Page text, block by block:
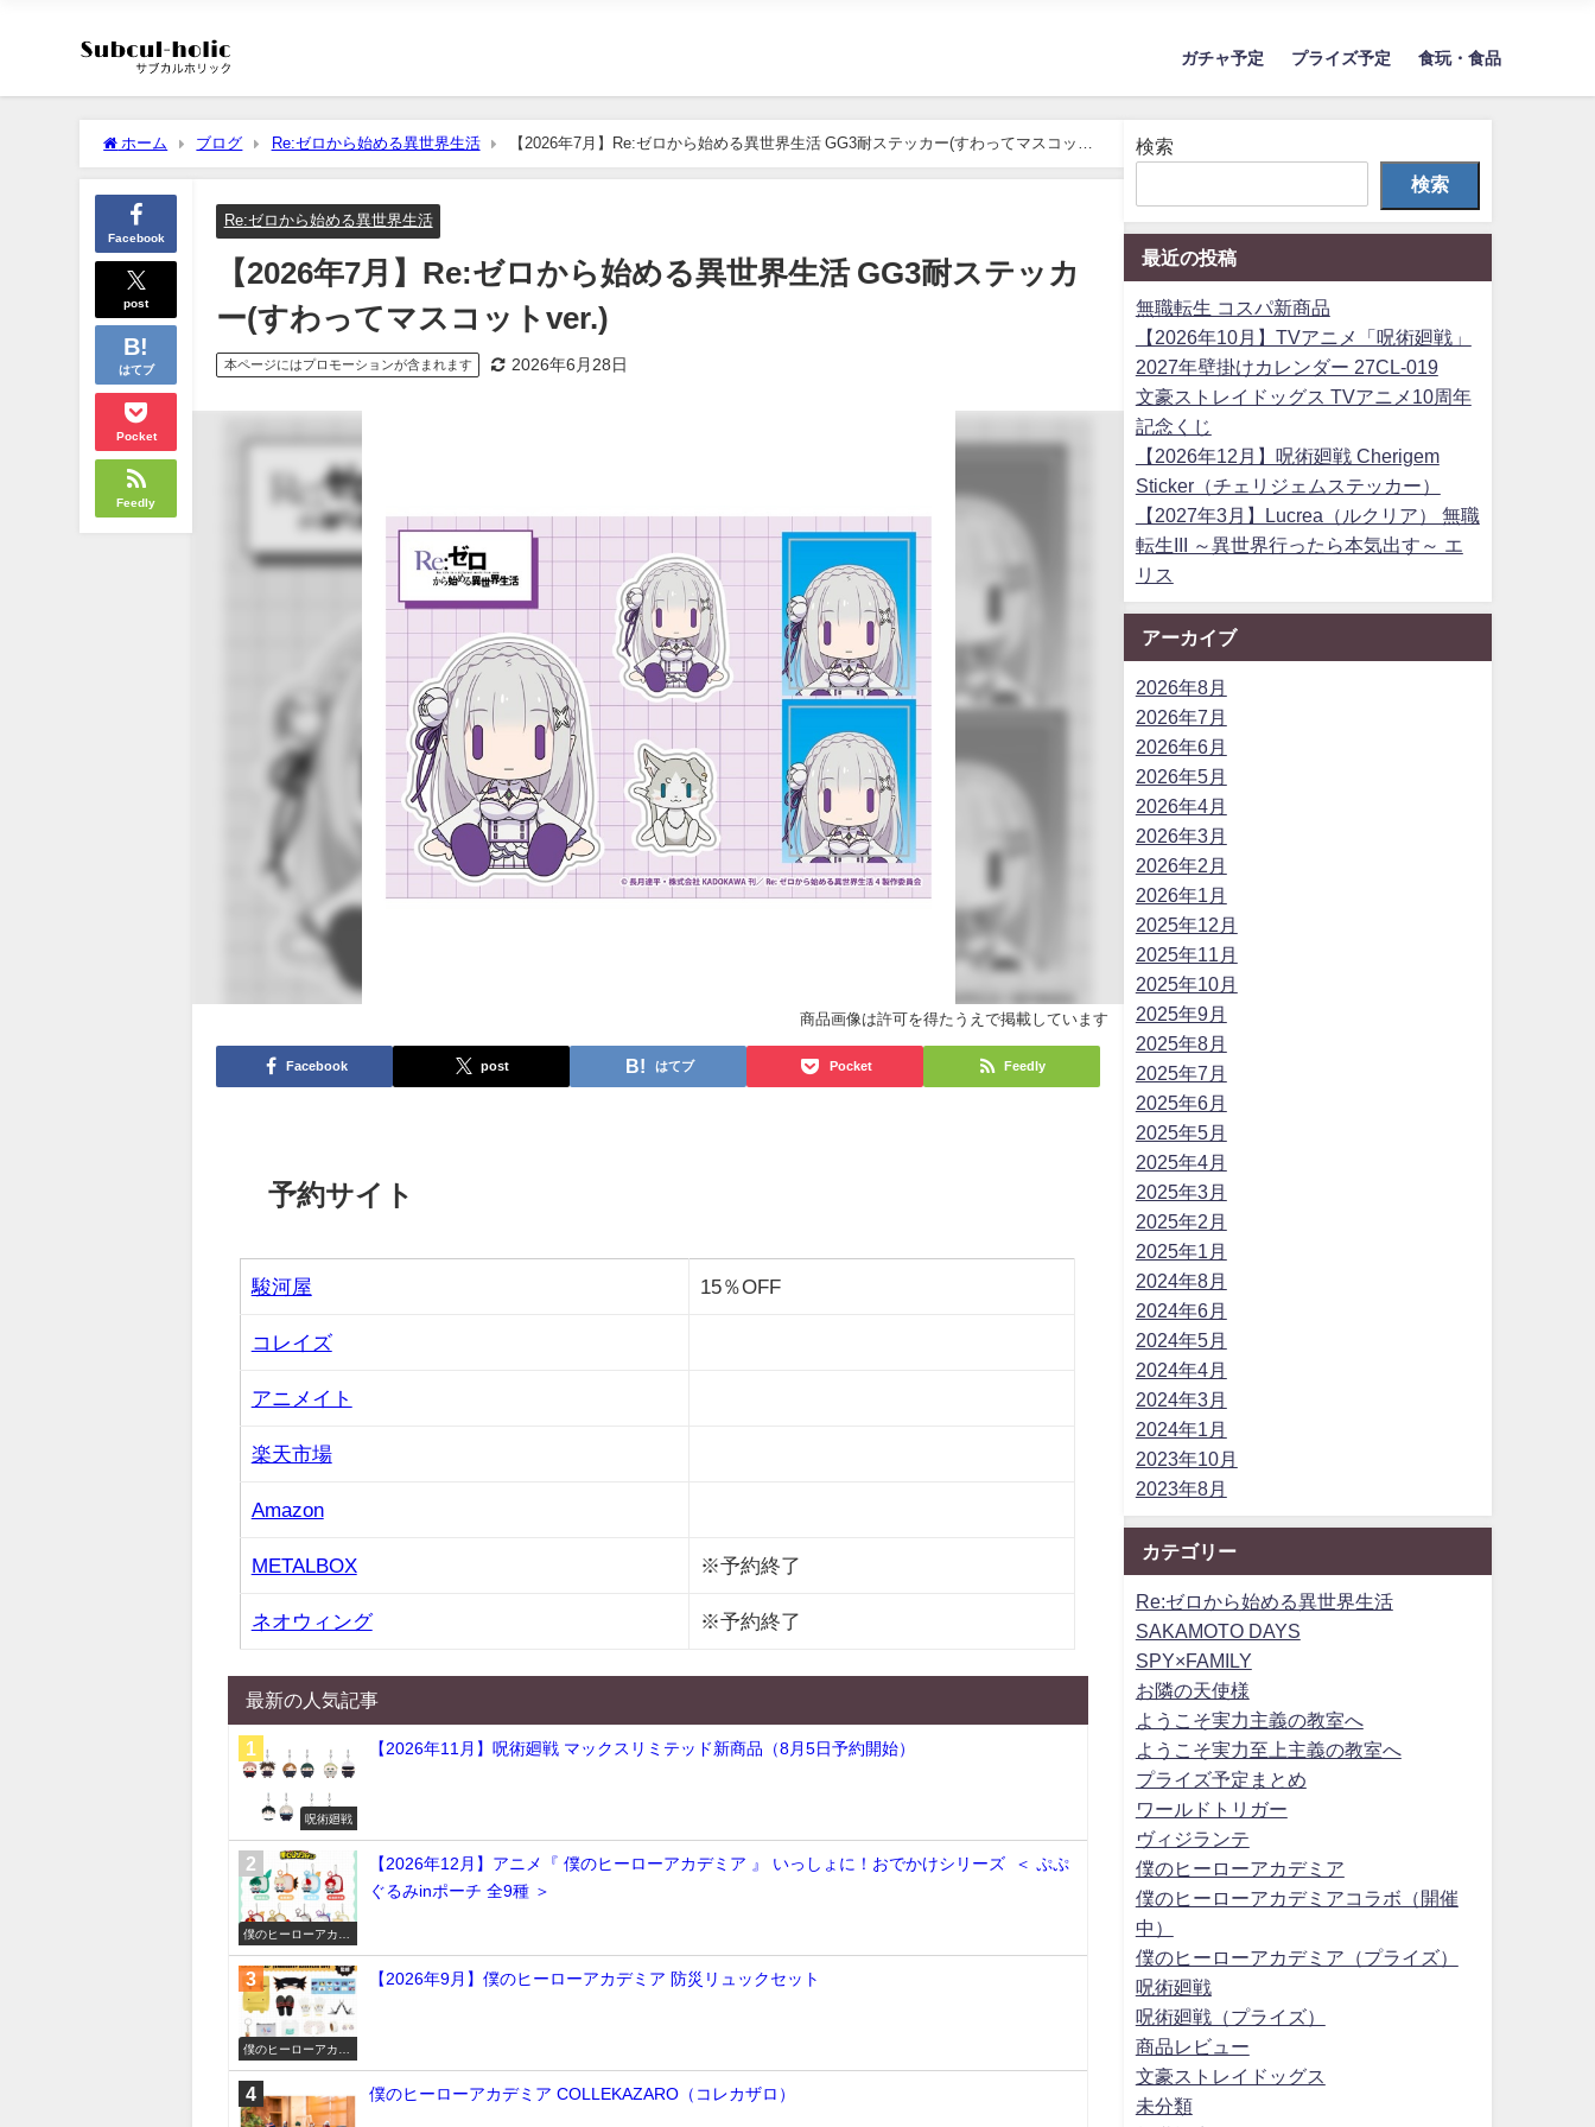
ガチャ予定 プライズ予定 食玩・食品
ホーム ブログ Re:ゼロから始める異世界生活
【2026年7月】Re:ゼロから始める異世界生活 GG3耐ステッカー(すわってマスコット
ver.)
Facebook
post
はてブ
Pocket
Feedly
Re:ゼロから始める異世界生活
【2026年7月】Re:ゼロから始める異世界生活 GG3耐ステッカ
ー(すわってマスコットver.)
本ページにはプロモーションが含まれます 2026年6月28日
商品画像は許可を得たうえで掲載しています
Facebook post はてブ Pocket Feedly
予約サイト
駿河屋 15％OFF
コレイズ
アニメイト
楽天市場
Amazon
METALBOX ※予約終了
ネオウィング ※予約終了
最新の人気記事
呪術廻戦
【2026年11月】呪術廻戦 マックスリミテッド新商品（8月5日予約開始）
僕のヒーローアカデ
【2026年12月】アニメ『 僕のヒーローアカデミア 』 いっしょに！おでかけシリーズ ＜ ぷぷ
ぐるみinポーチ 全9種 ＞
僕のヒーローアカデ
【2026年9月】僕のヒーローアカデミア 防災リュックセット
僕のヒーローアカデミア COLLEKAZARO（コレカザロ）
検索
検索
最近の投稿
無職転生 コスパ新商品
【2026年10月】TVアニメ「呪術廻戦」
2027年壁掛けカレンダー 27CL-019
文豪ストレイドッグス TVアニメ10周年
記念くじ
【2026年12月】呪術廻戦 Cherigem
Sticker（チェリジェムステッカー）
【2027年3月】Lucrea（ルクリア） 無職
転生III ～異世界行ったら本気出す～ エ
リス
アーカイブ
2026年8月
2026年7月
2026年6月
2026年5月
2026年4月
2026年3月
2026年2月
2026年1月
2025年12月
2025年11月
2025年10月
2025年9月
2025年8月
2025年7月
2025年6月
2025年5月
2025年4月
2025年3月
2025年2月
2025年1月
2024年8月
2024年6月
2024年5月
2024年4月
2024年3月
2024年1月
2023年10月
2023年8月
カテゴリー
Re:ゼロから始める異世界生活
SAKAMOTO DAYS
SPY×FAMILY
お隣の天使様
ようこそ実力主義の教室へ
ようこそ実力至上主義の教室へ
プライズ予定まとめ
ワールドトリガー
ヴィジランテ
僕のヒーローアカデミア
僕のヒーローアカデミアコラボ（開催
中）
僕のヒーローアカデミア（プライズ）
呪術廻戦
呪術廻戦（プライズ）
商品レビュー
文豪ストレイドッグス
未分類